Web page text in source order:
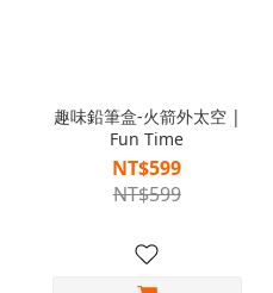
趣味鉛筆盒-火箭外太空 |
Fun Time
NT$599
NT$599